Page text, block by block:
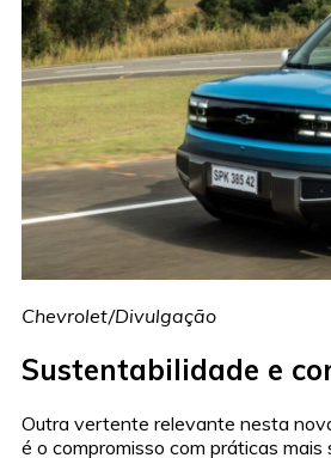
Chevrolet/Divulgação
Sustentabilidade e
Outra vertente relevante nesta
é o compromisso com práticas